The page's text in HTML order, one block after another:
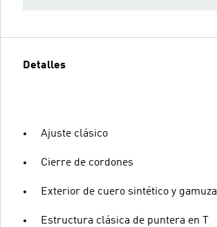
Detalles
Ajuste clásico
Cierre de cordones
Exterior de cuero sintético y gamuza
Estructura clásica de puntera en T